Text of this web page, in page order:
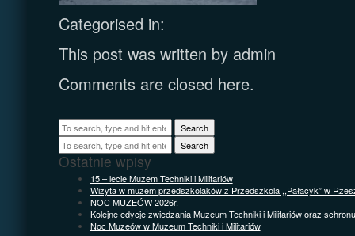
Categorised in:
This post was written by admin
Comments are closed here.
Search
Search
Ostatnie wpisy
15 – lecie Muzem Techniki i Militariów
Wizyta w muzem przedszkolaków z Przedszkola ,,Pałacyk” w
NOC MUZEÓW 2026r.
Kolejne edycje zwiedzania Muzeum Techniki i Militariów oraz
Noc Muzeów w Muzeum Techniki i Militariów